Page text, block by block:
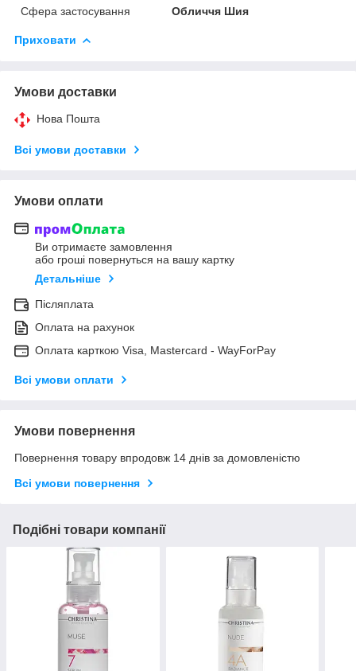
Сфера застосування Обличчя Шия
Приховати
Умови доставки
Нова Пошта
Всі умови доставки
Умови оплати
Ви отримаєте замовлення
або гроші повернуться на вашу картку
Детальніше
Післяплата
Оплата на рахунок
Оплата карткою Visa, Mastercard - WayForPay
Всі умови оплати
Умови повернення
Повернення товару впродовж 14 днів за домовленістю
Всі умови повернення
Подібні товари компанії